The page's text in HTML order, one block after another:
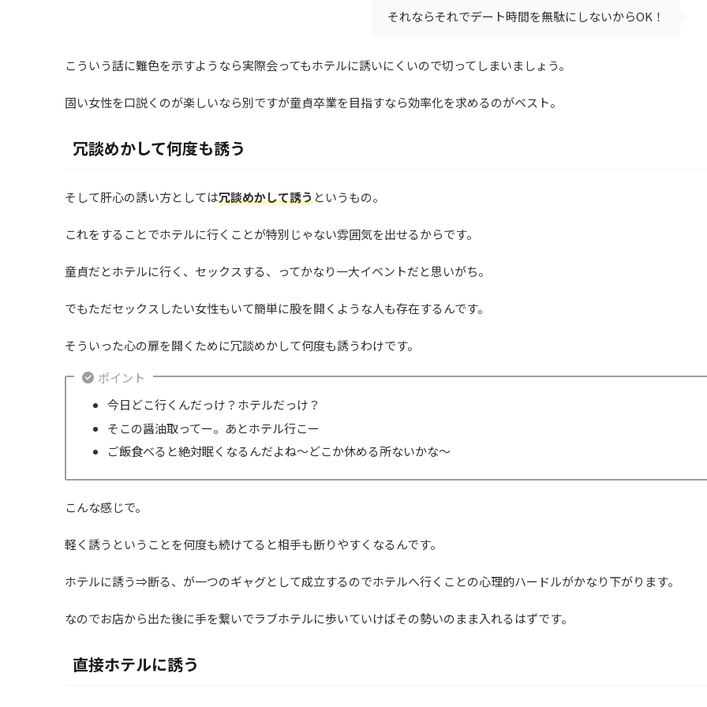
それならそれでデート時間を無駄にしないからOK！
こういう話に難色を示すようなら実際会ってもホテルに誘いにくいので切ってしまいましょう。
固い女性を口説くのが楽しいなら別ですが童貞卒業を目指すなら効率化を求めるのがベスト。
冗談めかして何度も誘う
そして肝心の誘い方としては冗談めかして誘うというもの。
これをすることでホテルに行くことが特別じゃない雰囲気を出せるからです。
童貞だとホテルに行く、セックスする、ってかなり一大イベントだと思いがち。
でもただセックスしたい女性もいて簡単に股を開くような人も存在するんです。
そういった心の扉を開くために冗談めかして何度も誘うわけです。
ポイント
今日どこ行くんだっけ？ホテルだっけ？
そこの醤油取ってー。あとホテル行こー
ご飯食べると絶対眠くなるんだよね～どこか休める所ないかな～
こんな感じで。
軽く誘うということを何度も続けてると相手も断りやすくなるんです。
ホテルに誘う⇒断る、が一つのギャグとして成立するのでホテルへ行くことの心理的ハードルがかなり下がります。
なのでお店から出た後に手を繋いでラブホテルに歩いていけばその勢いのまま入れるはずです。
直接ホテルに誘う